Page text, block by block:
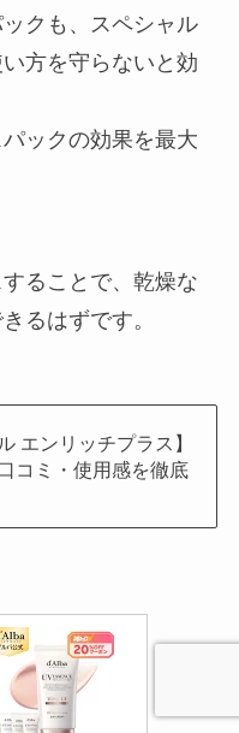
クも、スペシャル
方を守らないと効
ックの効果を最大
ることで、乾燥な
るはずです。
エンリッチプラス】
コミ・使用感を徹底